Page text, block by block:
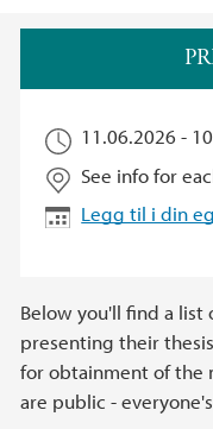
11.06.2026 -
See info for
Legg til i din
Below you'll find a list
presenting their
for obtainment of the
are public -